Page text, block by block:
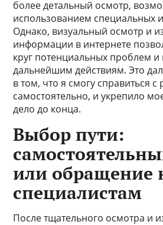
более детальный осмотр,
использованием специальных
Однако, визуальный осмотр и
информации в интернете
круг потенциальных проблем и
дальнейшим действиям. Это
в том, что я смогу справиться
самостоятельно, и укрепило
дело до конца.
Выбор пути:
или обращение
специалистам
После тщательного осмотра и